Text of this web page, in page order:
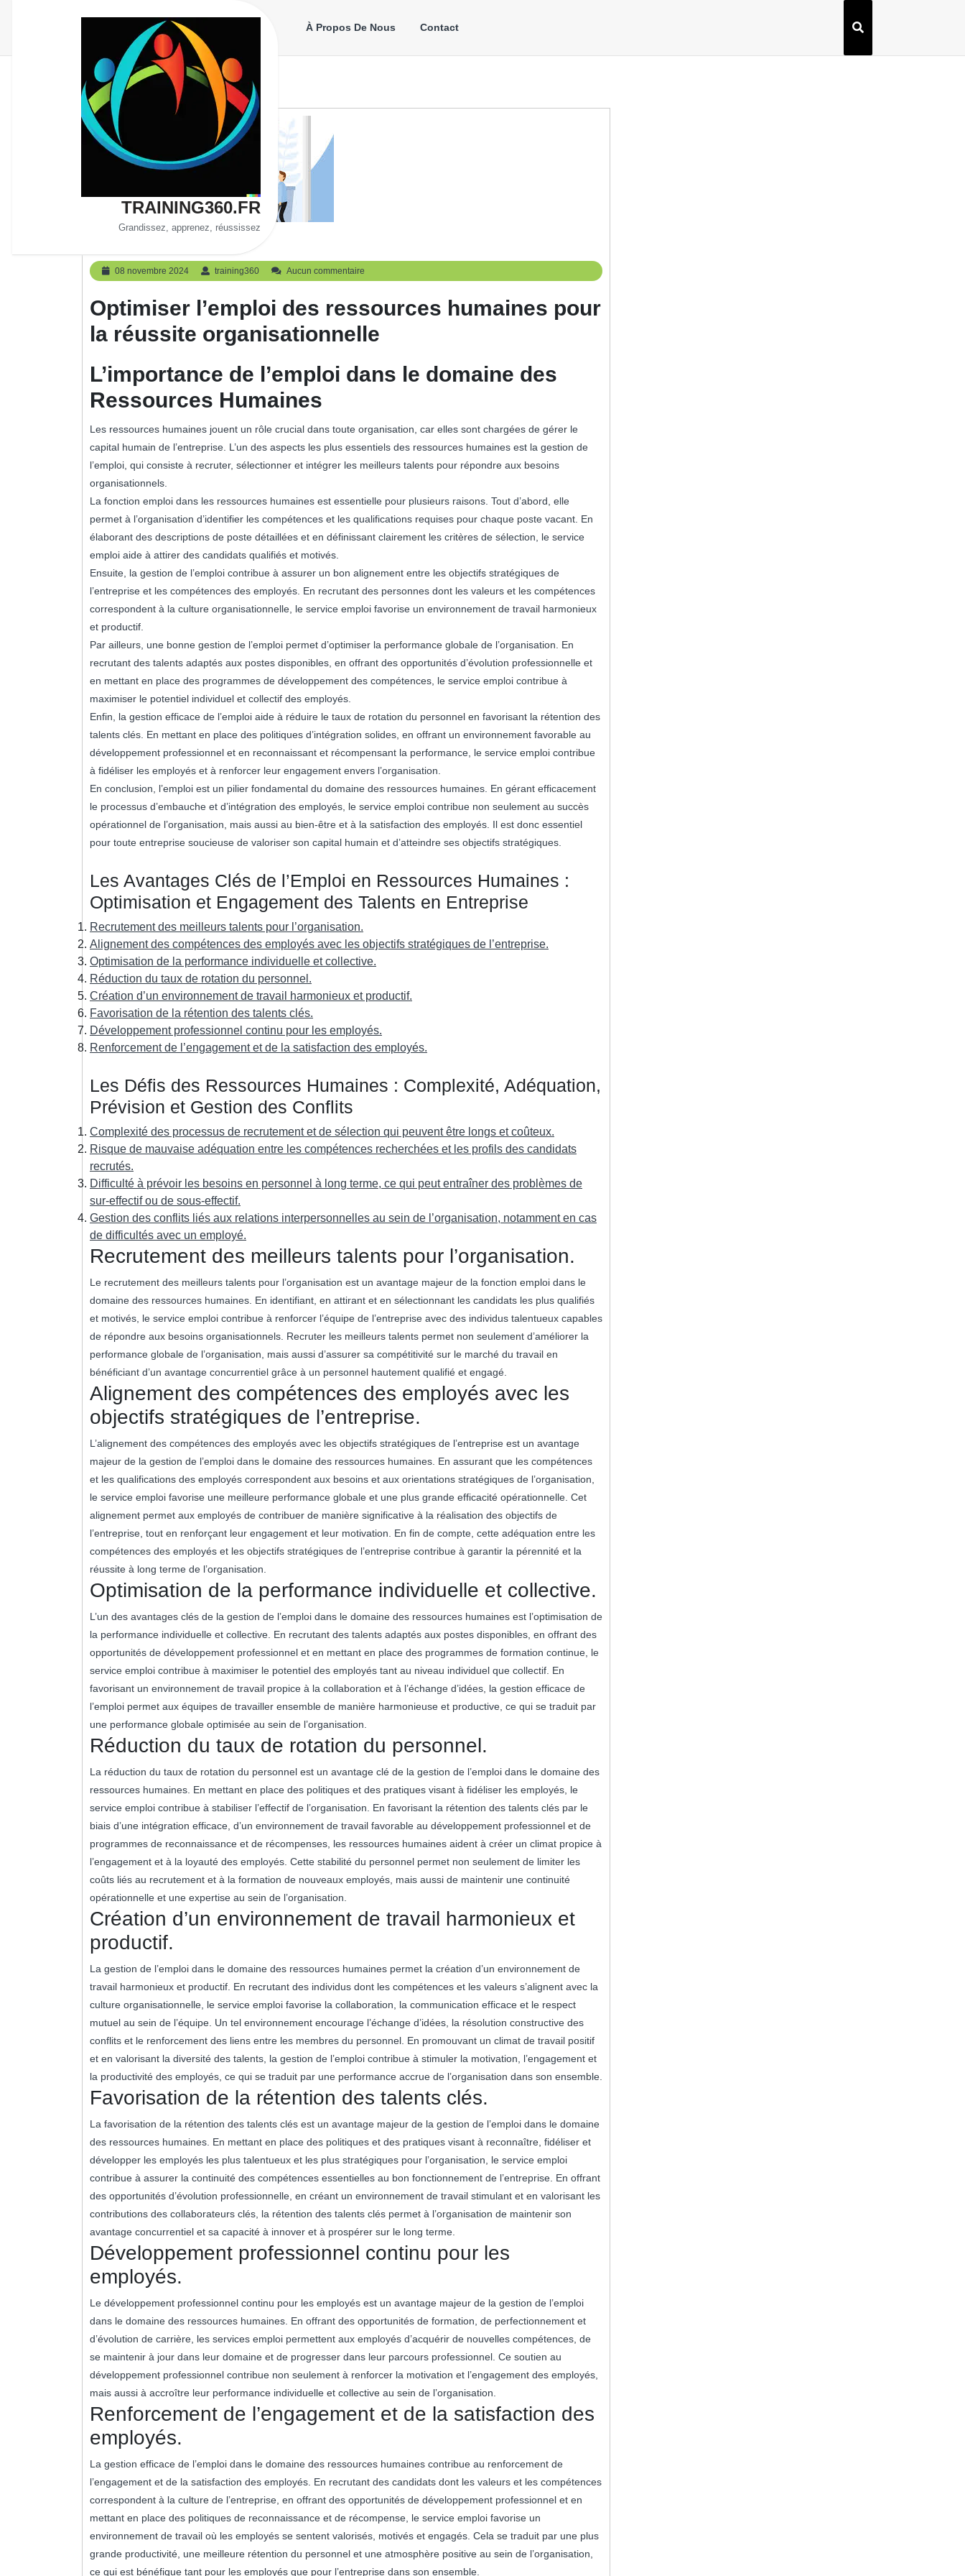
TRAINING360.FR
Grandissez, apprenez, réussissez
À Propos De Nous Contact
08 novembre 2024
08
novembre
training360 training360
Aucun commentaire
Optimiser l’emploi des ressources humaines pour
la réussite organisationnelle
L’importance de l’emploi dans le domaine des
Ressources Humaines
Les ressources humaines jouent un rôle crucial dans toute organisation, car elles sont chargées de gérer le
capital humain de l’entreprise. L’un des aspects les plus essentiels des ressources humaines est la gestion de
l’emploi, qui consiste à recruter, sélectionner et intégrer les meilleurs talents pour répondre aux besoins
organisationnels.
La fonction emploi dans les ressources humaines est essentielle pour plusieurs raisons. Tout d’abord, elle
permet à l’organisation d’identifier les compétences et les qualifications requises pour chaque poste vacant. En
élaborant des descriptions de poste détaillées et en définissant clairement les critères de sélection, le service
emploi aide à attirer des candidats qualifiés et motivés.
Ensuite, la gestion de l’emploi contribue à assurer un bon alignement entre les objectifs stratégiques de
l’entreprise et les compétences des employés. En recrutant des personnes dont les valeurs et les compétences
correspondent à la culture organisationnelle, le service emploi favorise un environnement de travail harmonieux
et productif.
Par ailleurs, une bonne gestion de l’emploi permet d’optimiser la performance globale de l’organisation. En
recrutant des talents adaptés aux postes disponibles, en offrant des opportunités d’évolution professionnelle et
en mettant en place des programmes de développement des compétences, le service emploi contribue à
maximiser le potentiel individuel et collectif des employés.
Enfin, la gestion efficace de l’emploi aide à réduire le taux de rotation du personnel en favorisant la rétention des
talents clés. En mettant en place des politiques d’intégration solides, en offrant un environnement favorable au
développement professionnel et en reconnaissant et récompensant la performance, le service emploi contribue
à fidéliser les employés et à renforcer leur engagement envers l’organisation.
En conclusion, l’emploi est un pilier fondamental du domaine des ressources humaines. En gérant efficacement
le processus d’embauche et d’intégration des employés, le service emploi contribue non seulement au succès
opérationnel de l’organisation, mais aussi au bien-être et à la satisfaction des employés. Il est donc essentiel
pour toute entreprise soucieuse de valoriser son capital humain et d’atteindre ses objectifs stratégiques.
Les Avantages Clés de l’Emploi en Ressources Humaines :
Optimisation et Engagement des Talents en Entreprise
Recrutement des meilleurs talents pour l’organisation.
Alignement des compétences des employés avec les objectifs stratégiques de l’entreprise.
Optimisation de la performance individuelle et collective.
Réduction du taux de rotation du personnel.
Création d’un environnement de travail harmonieux et productif.
Favorisation de la rétention des talents clés.
Développement professionnel continu pour les employés.
Renforcement de l’engagement et de la satisfaction des employés.
Les Défis des Ressources Humaines : Complexité, Adéquation,
Prévision et Gestion des Conflits
Complexité des processus de recrutement et de sélection qui peuvent être longs et coûteux.
Risque de mauvaise adéquation entre les compétences recherchées et les profils des candidats
recrutés.
Difficulté à prévoir les besoins en personnel à long terme, ce qui peut entraîner des problèmes de
sur-effectif ou de sous-effectif.
Gestion des conflits liés aux relations interpersonnelles au sein de l’organisation, notamment en cas
de difficultés avec un employé.
Recrutement des meilleurs talents pour l’organisation.
Le recrutement des meilleurs talents pour l’organisation est un avantage majeur de la fonction emploi dans le
domaine des ressources humaines. En identifiant, en attirant et en sélectionnant les candidats les plus qualifiés
et motivés, le service emploi contribue à renforcer l’équipe de l’entreprise avec des individus talentueux capables
de répondre aux besoins organisationnels. Recruter les meilleurs talents permet non seulement d’améliorer la
performance globale de l’organisation, mais aussi d’assurer sa compétitivité sur le marché du travail en
bénéficiant d’un avantage concurrentiel grâce à un personnel hautement qualifié et engagé.
Alignement des compétences des employés avec les
objectifs stratégiques de l’entreprise.
L’alignement des compétences des employés avec les objectifs stratégiques de l’entreprise est un avantage
majeur de la gestion de l’emploi dans le domaine des ressources humaines. En assurant que les compétences
et les qualifications des employés correspondent aux besoins et aux orientations stratégiques de l’organisation,
le service emploi favorise une meilleure performance globale et une plus grande efficacité opérationnelle. Cet
alignement permet aux employés de contribuer de manière significative à la réalisation des objectifs de
l’entreprise, tout en renforçant leur engagement et leur motivation. En fin de compte, cette adéquation entre les
compétences des employés et les objectifs stratégiques de l’entreprise contribue à garantir la pérennité et la
réussite à long terme de l’organisation.
Optimisation de la performance individuelle et collective.
L’un des avantages clés de la gestion de l’emploi dans le domaine des ressources humaines est l’optimisation de
la performance individuelle et collective. En recrutant des talents adaptés aux postes disponibles, en offrant des
opportunités de développement professionnel et en mettant en place des programmes de formation continue, le
service emploi contribue à maximiser le potentiel des employés tant au niveau individuel que collectif. En
favorisant un environnement de travail propice à la collaboration et à l’échange d’idées, la gestion efficace de
l’emploi permet aux équipes de travailler ensemble de manière harmonieuse et productive, ce qui se traduit par
une performance globale optimisée au sein de l’organisation.
Réduction du taux de rotation du personnel.
La réduction du taux de rotation du personnel est un avantage clé de la gestion de l’emploi dans le domaine des
ressources humaines. En mettant en place des politiques et des pratiques visant à fidéliser les employés, le
service emploi contribue à stabiliser l’effectif de l’organisation. En favorisant la rétention des talents clés par le
biais d’une intégration efficace, d’un environnement de travail favorable au développement professionnel et de
programmes de reconnaissance et de récompenses, les ressources humaines aident à créer un climat propice à
l’engagement et à la loyauté des employés. Cette stabilité du personnel permet non seulement de limiter les
coûts liés au recrutement et à la formation de nouveaux employés, mais aussi de maintenir une continuité
opérationnelle et une expertise au sein de l’organisation.
Création d’un environnement de travail harmonieux et
productif.
La gestion de l’emploi dans le domaine des ressources humaines permet la création d’un environnement de
travail harmonieux et productif. En recrutant des individus dont les compétences et les valeurs s’alignent avec la
culture organisationnelle, le service emploi favorise la collaboration, la communication efficace et le respect
mutuel au sein de l’équipe. Un tel environnement encourage l’échange d’idées, la résolution constructive des
conflits et le renforcement des liens entre les membres du personnel. En promouvant un climat de travail positif
et en valorisant la diversité des talents, la gestion de l’emploi contribue à stimuler la motivation, l’engagement et
la productivité des employés, ce qui se traduit par une performance accrue de l’organisation dans son ensemble.
Favorisation de la rétention des talents clés.
La favorisation de la rétention des talents clés est un avantage majeur de la gestion de l’emploi dans le domaine
des ressources humaines. En mettant en place des politiques et des pratiques visant à reconnaître, fidéliser et
développer les employés les plus talentueux et les plus stratégiques pour l’organisation, le service emploi
contribue à assurer la continuité des compétences essentielles au bon fonctionnement de l’entreprise. En offrant
des opportunités d’évolution professionnelle, en créant un environnement de travail stimulant et en valorisant les
contributions des collaborateurs clés, la rétention des talents clés permet à l’organisation de maintenir son
avantage concurrentiel et sa capacité à innover et à prospérer sur le long terme.
Développement professionnel continu pour les
employés.
Le développement professionnel continu pour les employés est un avantage majeur de la gestion de l’emploi
dans le domaine des ressources humaines. En offrant des opportunités de formation, de perfectionnement et
d’évolution de carrière, les services emploi permettent aux employés d’acquérir de nouvelles compétences, de
se maintenir à jour dans leur domaine et de progresser dans leur parcours professionnel. Ce soutien au
développement professionnel contribue non seulement à renforcer la motivation et l’engagement des employés,
mais aussi à accroître leur performance individuelle et collective au sein de l’organisation.
Renforcement de l’engagement et de la satisfaction des
employés.
La gestion efficace de l’emploi dans le domaine des ressources humaines contribue au renforcement de
l’engagement et de la satisfaction des employés. En recrutant des candidats dont les valeurs et les compétences
correspondent à la culture de l’entreprise, en offrant des opportunités de développement professionnel et en
mettant en place des politiques de reconnaissance et de récompense, le service emploi favorise un
environnement de travail où les employés se sentent valorisés, motivés et engagés. Cela se traduit par une plus
grande productivité, une meilleure rétention du personnel et une atmosphère positive au sein de l’organisation,
ce qui est bénéfique tant pour les employés que pour l’entreprise dans son ensemble.